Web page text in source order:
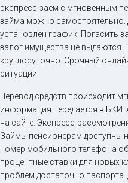
экспресс-заем с мгновенным
займа можно самостоятельно.
установлен график. Погасить
залог имущества не выдаются.
круглосуточно. Срочный
ситуации.
Перевод средств происходит
информация передается в БКИ.
на сайте. Экспресс-
Займы пенсионерам доступны
номер мобильного телефона
процентные ставки для новых
проблем достаточно